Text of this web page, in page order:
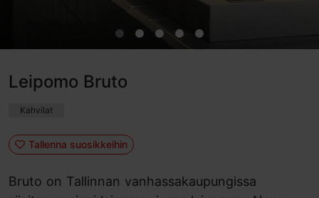
Leipomo Bruto
Kahvilat
Tallenna suosikkeihin
Bruto on Tallinnan vanhassakaupungissa